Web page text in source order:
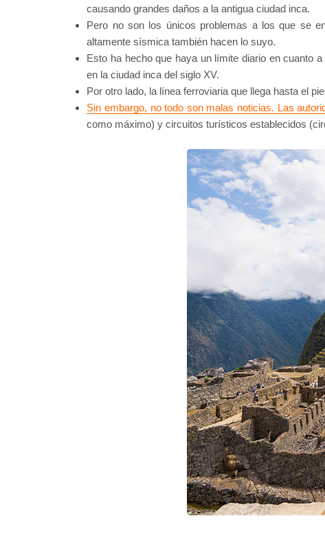
causando grandes daños a la antigua ciudad inca.
Pero no son los únicos problemas a los que se
altamente sísmica también hacen lo suyo.
Esto ha hecho que haya un límite diario en cuanto
en la ciudad inca del siglo XV.
Por otro lado, la línea ferroviaria que llega hasta el
Sin embargo, no todo son malas noticias. Las
como máximo) y circuitos turísticos establecidos